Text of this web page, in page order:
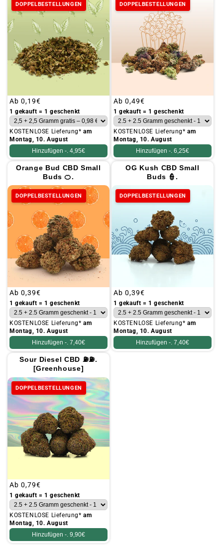
DOPPELBESTELLUNGEN
Üblicher
Preis
Ab 0,19€
1 gekauft = 1 geschenkt
KOSTENLOSE Lieferung*am
Montag, 10. August
Hinzufügen -. 4,95€
DOPPELBESTELLUNGEN
Üblicher
Preis
Ab 0,49€
1 gekauft = 1 geschenkt
KOSTENLOSE Lieferung*am
Montag, 10. August
Hinzufügen -. 6,25€
Orange Bud CBD Small
Buds 🍊.
DOPPELBESTELLUNGEN
Üblicher
Preis
Ab 0,39€
1 gekauft = 1 geschenkt
KOSTENLOSE Lieferung*am
Montag, 10. August
Hinzufügen -. 7,40€
OG Kush CBD Small
Buds 👮.
DOPPELBESTELLUNGEN
Üblicher
Preis
Ab 0,39€
1 gekauft = 1 geschenkt
KOSTENLOSE Lieferung*am
Montag, 10. August
Hinzufügen -. 7,40€
Sour Diesel CBD ⛽⛽.
[Greenhouse]
DOPPELBESTELLUNGEN
Üblicher
Preis
Ab 0,79€
1 gekauft = 1 geschenkt
KOSTENLOSE Lieferung*am
Montag, 10. August
Hinzufügen -. 9,90€